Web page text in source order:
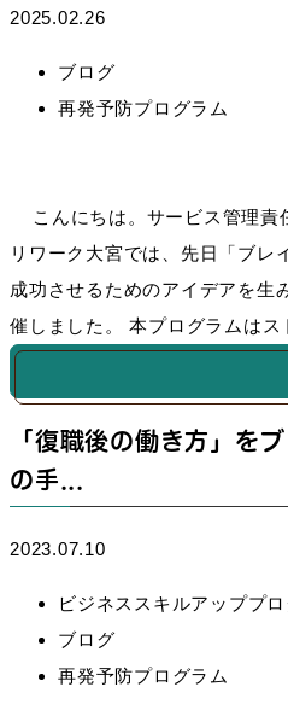
2025.02.26
ブログ
再発予防プログラム
こんにちは。サービス管理責
リワーク大宮では、先日「ブレ
成功させるためのアイデアを生
催しました。 本プログラムは
「復職後の働き方」を
の手...
2023.07.10
ビジネススキルアッププ
ブログ
再発予防プログラム